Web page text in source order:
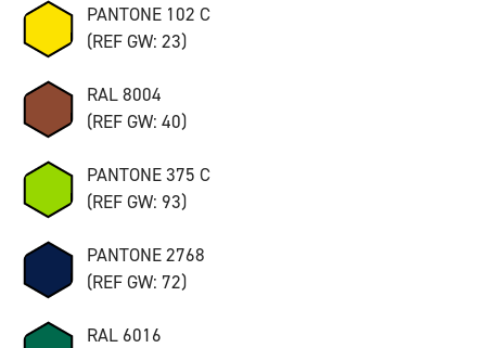
PANTONE 102 C
(REF GW: 23)
RAL 8004
(REF GW: 40)
PANTONE 375 C
(REF GW: 93)
PANTONE 2768
(REF GW: 72)
RAL 6016